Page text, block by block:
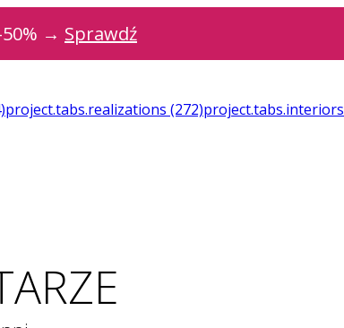
→ Sprawdź
project.tabs.realizations (272)project.tabs.interiors